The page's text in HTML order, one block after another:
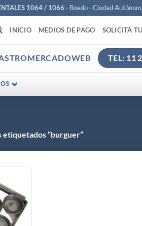
1064 / 1066 · Boedo · Ciudad
INICIO MEDIOS DE PAGO SOLICITÁ
TEL: 11
etiquetados “burguer”